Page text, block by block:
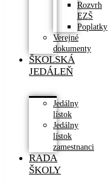
Rozvrh
EZŠ
Poplatky
Verejné
dokumenty
ŠKOLSKÁ
JEDÁLEŇ
Jedálny
lístok
Jedálny
lístok
zamestnanci
RADA
ŠKOLY